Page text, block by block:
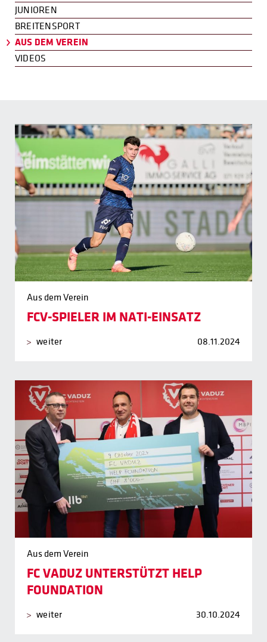
JUNIOREN
BREITENSPORT
AUS DEM VEREIN
VIDEOS
Aus dem Verein
FCV-SPIELER IM NATI-EINSATZ
weiter 08.11.2024
Aus dem Verein
FC VADUZ UNTERSTÜTZT HELP
FOUNDATION
weiter 30.10.2024